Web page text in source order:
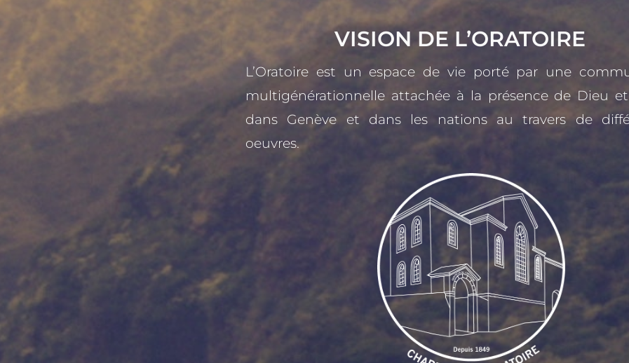
VISION DE L’ORATOIRE
L’Oratoire est un espace de vie porté par une
multigénérationnelle attachée à la présence de Dieu
dans Genève et dans les nations au travers de
oeuvres.